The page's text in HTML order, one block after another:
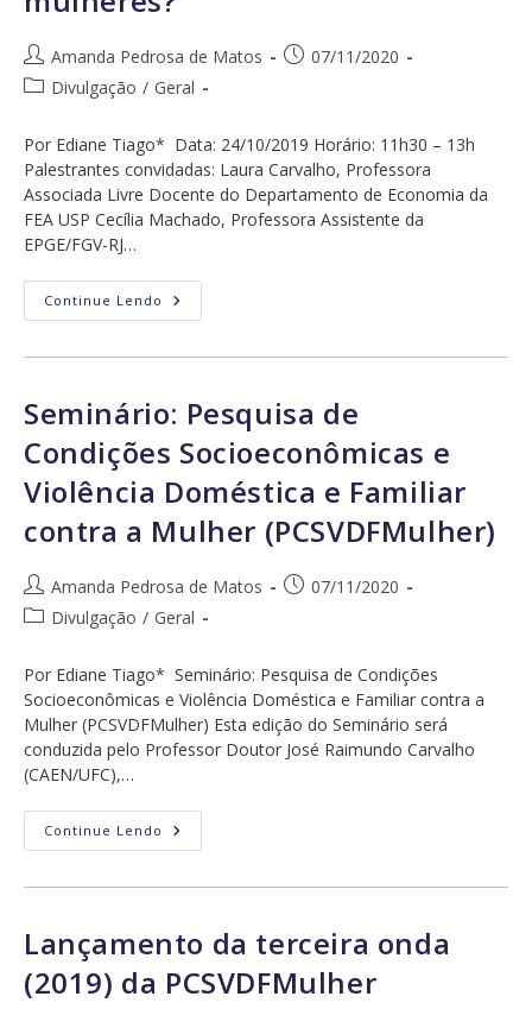
Autor
do
Amanda Pedrosa de Matos
Post07/11/2020
Categoria
post:
Divulgação / Geral
Por Ediane Tiago* Data: 24/10/2019 Horário: 11h30 – 13h
Palestrantes convidadas: Laura Carvalho, Professora
Associada Livre Docente do Departamento de Economia da
FEA USP Cecília Machado, Professora Assistente da
EPGE/FGV-RJ…
Continue Lendo Diversidade
Na
Que
Dizem
Mulheres?
Seminário: Pesquisa de
Condições Socioeconômicas e
Violência Doméstica e Familiar
contra a Mulher (PCSVDFMulher)
Autor
do
Amanda Pedrosa de Matos
Post07/11/2020
Categoria
post:
Divulgação / Geral
Por Ediane Tiago* Seminário: Pesquisa de Condições
Socioeconômicas e Violência Doméstica e Familiar contra a
Mulher (PCSVDFMulher) Esta edição do Seminário será
conduzida pelo Professor Doutor José Raimundo Carvalho
(CAEN/UFC),…
Continue Lendo Seminário:
Pesquisa
Violência
Doméstica
Familiar
Contra
Lançamento da terceira onda
(2019) da PCSVDFMulher